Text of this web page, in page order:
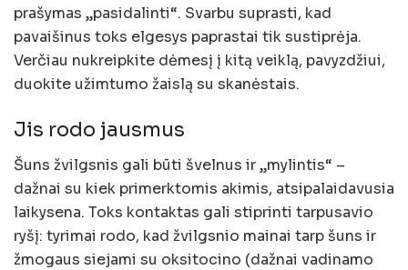
prašymas „pasidalinti“. Svarbu suprasti, kad
pavaišinus toks elgesys paprastai tik sustiprėja.
Verčiau nukreipkite dėmesį į kitą veiklą, pavyzdžiui,
duokite užimtumo žaislą su skanėstais.
Jis rodo jausmus
Šuns žvilgsnis gali būti švelnus ir „mylintis“ –
dažnai su kiek primerktomis akimis, atsipalaidavusia
laikysena. Toks kontaktas gali stiprinti tarpusavio
ryšį: tyrimai rodo, kad žvilgsnio mainai tarp šuns ir
žmogaus siejami su oksitocino (dažnai vadinamo